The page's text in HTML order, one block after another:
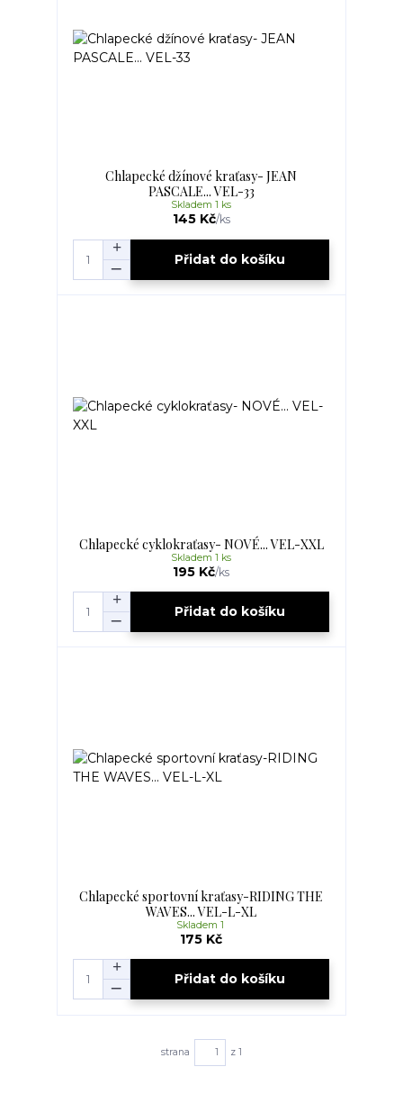
Chlapecké džínové kraťasy- JEAN
PASCALE... VEL-33
145 Kč/ks
Skladem 1 ks
Přidat do košíku
Chlapecké cyklokraťasy- NOVÉ... VEL-XXL
195 Kč/ks
Skladem 1 ks
Přidat do košíku
Chlapecké sportovní kraťasy-RIDING THE
WAVES... VEL-L-XL
175 Kč
Skladem 1
Přidat do košíku
strana z 1